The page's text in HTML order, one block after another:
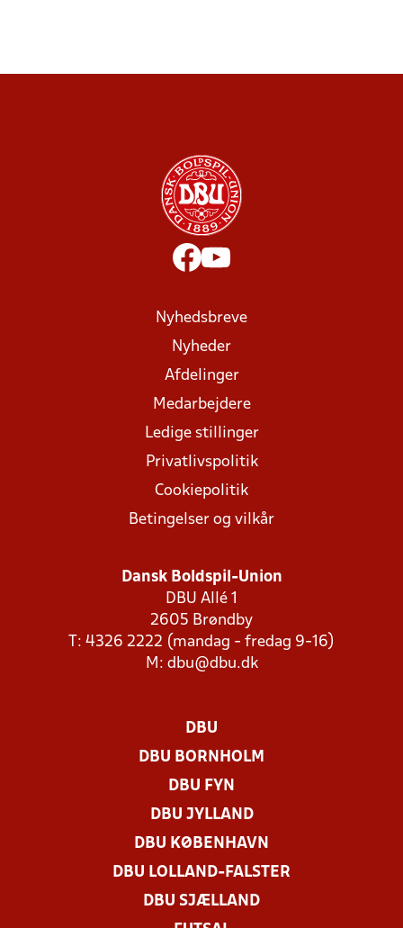
Nyhedsbreve
Nyheder
Afdelinger
Medarbejdere
Ledige stillinger
Privatlivspolitik
Cookiepolitik
Betingelser og vilkår
Dansk Boldspil-Union
DBU Allé 1
2605 Brøndby
T: 4326 2222 (mandag - fredag 9-16)
M: dbu@dbu.dk
DBU
DBU BORNHOLM
DBU FYN
DBU JYLLAND
DBU KØBENHAVN
DBU LOLLAND-FALSTER
DBU SJÆLLAND